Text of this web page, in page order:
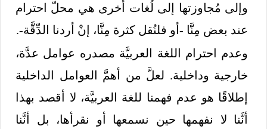
وإلى مُجاوزتها إلى لُغات أخرى هي محلّ احترام
عند بعض مِنَّا -أو فلنُقل كثرة مِنَّا، إنْ أردنا الدِّقَّة-.
وعدم احترام اللغة العربيَّة مصدره عوامل عدَّة،
خارجية وداخلية. لعلَّ من أهمَّ العوامل الداخلية
إطلاقًا هو عدم فهمنا للغة العربيَّة، لا أقصد بهذا
أنَّنا لا نفهمها حين نسمعها أو نقرأها، بل أنَّنا